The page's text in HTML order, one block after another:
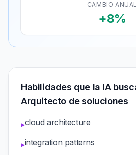
CAMBIO ANUAL
+8%
Habilidades que la IA
Arquitecto de soluciones
▸cloud architecture
▸integration patterns